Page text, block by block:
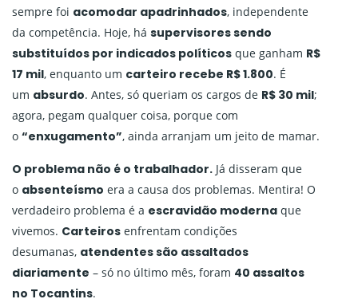
sempre foi acomodar apadrinhados, independente
da competência. Hoje, há supervisores sendo
substituídos por indicados políticos que ganham R$
17 mil, enquanto um carteiro recebe R$ 1.800. É
um absurdo. Antes, só queriam os cargos de R$ 30 mil;
agora, pegam qualquer coisa, porque com
o “enxugamento”, ainda arranjam um jeito de mamar.
O problema não é o trabalhador. Já disseram que
o absenteísmo era a causa dos problemas. Mentira! O
verdadeiro problema é a escravidão moderna que
vivemos. Carteiros enfrentam condições
desumanas, atendentes são assaltados
diariamente – só no último mês, foram 40 assaltos
no Tocantins.